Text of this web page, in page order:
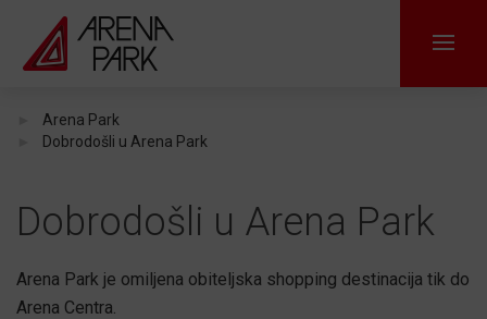
Arena Park
Dobrodošli u Arena Park
Dobrodošli u Arena Park
Arena Park je omiljena obiteljska shopping destinacija tik do
Arena Centra.